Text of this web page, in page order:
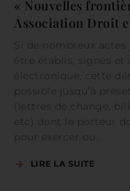
« Nouvelles
Association Droit
Si de nombreux
être établis, signés et
électronique, cette
possible jusqu’à
(lettres de change,
etc) dont le porteur
pour exercer ou…
LIRE LA SUITE